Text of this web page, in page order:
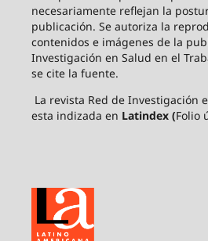
necesariamente reflejan la
publicación. Se autoriza la
contenidos e imágenes de la
Investigación en Salud en el
se cite la fuente.
La revista Red de Investigación
esta indizada en Latindex (Folio